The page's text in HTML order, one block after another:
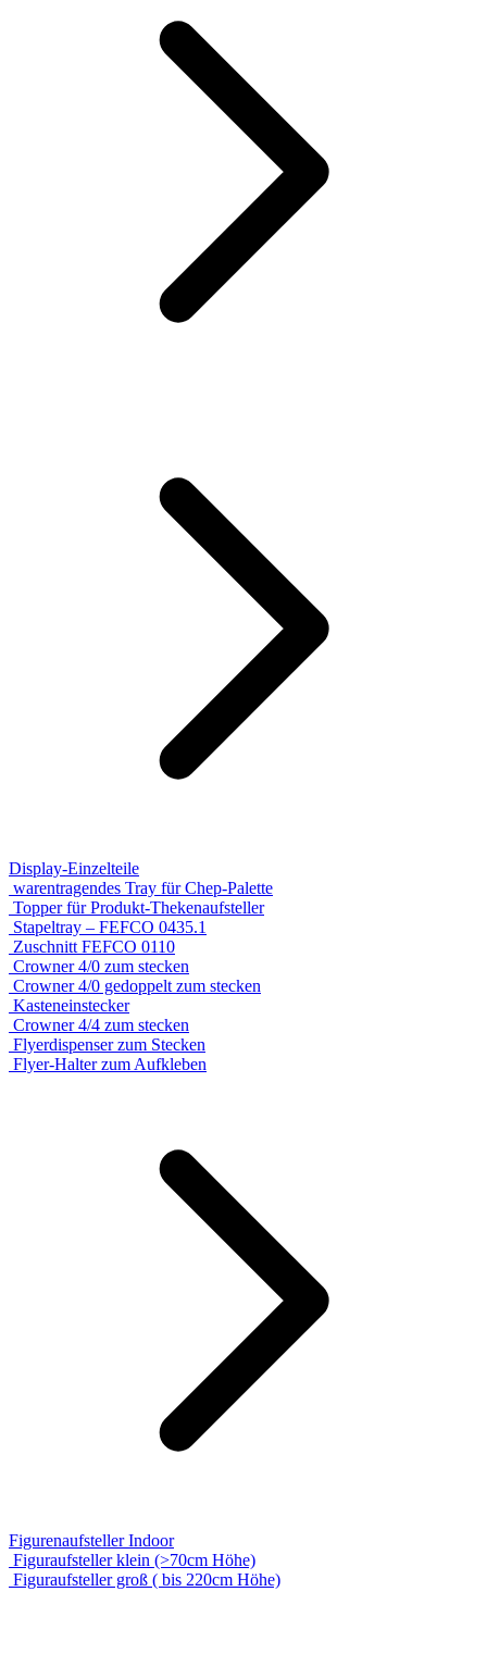
Display-Einzelteile
warentragendes Tray für Chep-Palette
Topper für Produkt-Thekenaufsteller
Stapeltray – FEFCO 0435.1
Zuschnitt FEFCO 0110
Crowner 4/0 zum stecken
Crowner 4/0 gedoppelt zum stecken
Kasteneinstecker
Crowner 4/4 zum stecken
Flyerdispenser zum Stecken
Flyer-Halter zum Aufkleben
Figurenaufsteller Indoor
Figuraufsteller klein (>70cm Höhe)
Figuraufsteller groß ( bis 220cm Höhe)